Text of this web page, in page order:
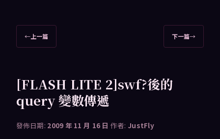
章
←上一篇 下一篇→
[FLASH LITE 2]swf?後的
query 變數傳遞
發佈日期: 2009 年 11 月 16 日 作者: JustFly